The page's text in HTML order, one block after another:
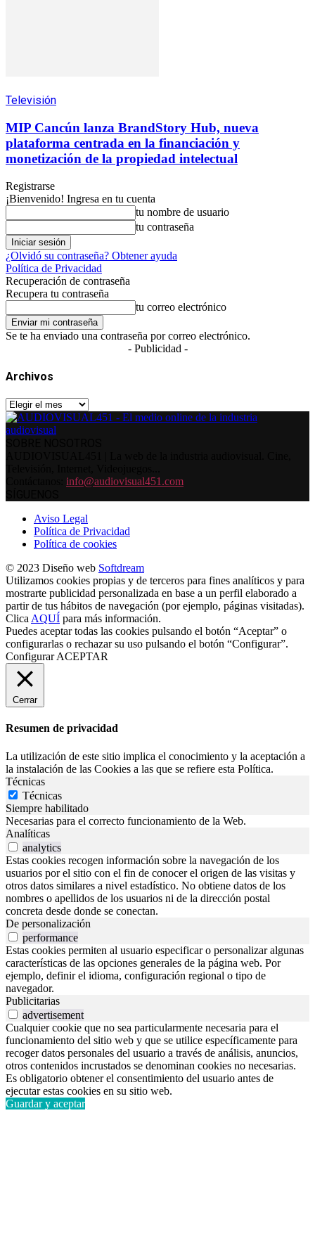
Televisión
MIP Cancún lanza BrandStory Hub, nueva
plataforma centrada en la financiación y
monetización de la propiedad intelectual
Registrarse
¡Bienvenido! Ingresa en tu cuenta
tu nombre de usuario
tu contraseña
¿Olvidó su contraseña? Obtener ayuda
Política de Privacidad
Recuperación de contraseña
Recupera tu contraseña
tu correo electrónico
Se te ha enviado una contraseña por correo electrónico.
- Publicidad -
Archivos
Archivos
info@audiovisual451.com
Aviso Legal
Política de Privacidad
Política de cookies
© 2023 Diseño web Softdream
Utilizamos cookies propias y de terceros para fines analíticos y para
mostrarte publicidad personalizada en base a un perfil elaborado a
partir de tus hábitos de navegación (por ejemplo, páginas visitadas).
Clica AQUÍ para más información.
Puedes aceptar todas las cookies pulsando el botón “Aceptar” o
configurarlas o rechazar su uso pulsando el botón “Configurar”.
Configurar ACEPTAR
Cerrar
Resumen de privacidad
La utilización de este sitio implica el conocimiento y la aceptación a
la instalación de las Cookies a las que se refiere esta Política.
Técnicas
Técnicas
Siempre habilitado
Necesarias para el correcto funcionamiento de la Web.
Analíticas
analytics
Estas cookies recogen información sobre la navegación de los
usuarios por el sitio con el fin de conocer el origen de las visitas y
otros datos similares a nivel estadístico. No obtiene datos de los
nombres o apellidos de los usuarios ni de la dirección postal
concreta desde donde se conectan.
De personalización
performance
Estas cookies permiten al usuario especificar o personalizar algunas
características de las opciones generales de la página web. Por
ejemplo, definir el idioma, configuración regional o tipo de
navegador.
Publicitarias
advertisement
Cualquier cookie que no sea particularmente necesaria para el
funcionamiento del sitio web y que se utilice específicamente para
recoger datos personales del usuario a través de análisis, anuncios,
otros contenidos incrustados se denominan cookies no necesarias.
Es obligatorio obtener el consentimiento del usuario antes de
ejecutar estas cookies en su sitio web.
Guardar y aceptar